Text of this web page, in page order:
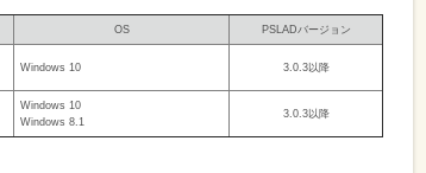
OS PSLADバージョン
Windows 10 3.0.3以降
Windows 10
Windows 8.1
3.0.3以降